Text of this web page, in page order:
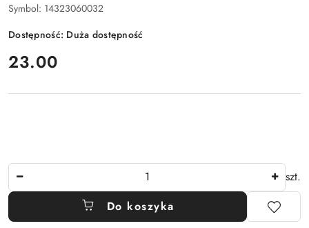
Symbol: 14323060032
Dostępność: Duża dostępność
cena:
23.00
szt.
Do koszyka